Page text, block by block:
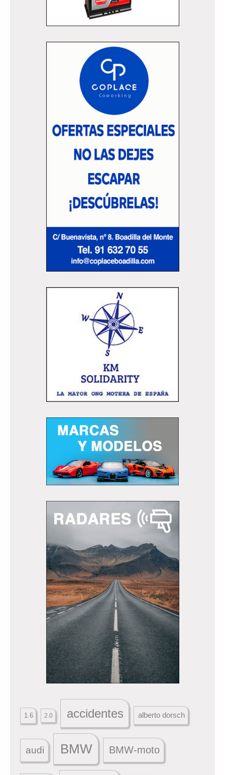
1.6 2.0 accidentes alberto dorsch
audi BMW BMW-moto